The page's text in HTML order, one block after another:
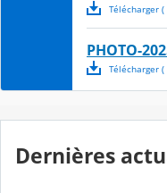
Télécharger(
PHOTO-
Télécharger(
Dernières